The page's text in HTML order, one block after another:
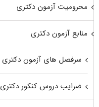
محرومیت آزمون دکتری
منابع آزمون دکتری
سرفصل های آزمون دکتری
ضرایب دروس کنکور دکتری